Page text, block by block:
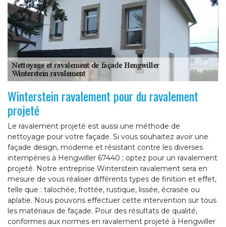
Winterstein ravalement pour du ravalement
projeté
Le ravalement projeté est aussi une méthode de
nettoyage pour votre façade. Si vous souhaitez avoir une
façade design, moderne et résistant contre les diverses
intempéries à Hengwiller 67440 ; optez pour un ravalement
projeté. Notre entreprise Winterstein ravalement sera en
mesure de vous réaliser différents types de finition et effet,
telle que : talochée, frottée, rustique, lissée, écrasée ou
aplatie. Nous pouvons effectuer cette intervention sur tous
les matériaux de façade. Pour des résultats de qualité,
conformes aux normes en ravalement projeté à Hengwiller